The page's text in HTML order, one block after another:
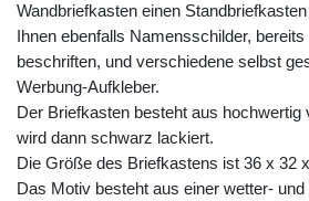
Wandbriefkasten einen
Ihnen ebenfalls Namensschilder,
beschriften, und verschiedene selbst
Werbung-Aufkleber.
Der Briefkasten besteht aus hochwertig
wird dann schwarz lackiert.
Die Größe des Briefkastens ist 36 x 32
Das Motiv besteht aus einer wetter-